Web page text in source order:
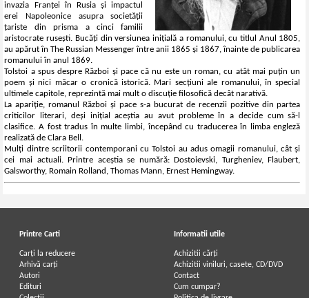
invazia Franței în Rusia și impactul
erei Napoleonice asupra societății
țariste din prisma a cinci familii
aristocrate rusești. Bucăți din versiunea inițială a romanului, cu titlul Anul 1805,
au apărut în The Russian Messenger între anii 1865 și 1867, înainte de publicarea
romanului în anul 1869.
Tolstoi a spus despre Război și pace că nu este un roman, cu atât mai puțin un
poem și nici măcar o cronică istorică. Mari secțiuni ale romanului, în special
ultimele capitole, reprezintă mai mult o discuție filosofică decât narativă.
La apariție, romanul Război și pace s-a bucurat de recenzii pozitive din partea
criticilor literari, deși inițial aceștia au avut probleme în a decide cum să-l
clasifice. A fost tradus în multe limbi, începând cu traducerea în limba engleză
realizată de Clara Bell.
Mulți dintre scriitorii contemporani cu Tolstoi au adus omagii romanului, cât și
cei mai actuali. Printre aceștia se numără: Dostoievski, Turgheniev, Flaubert,
Galsworthy, Romain Rolland, Thomas Mann, Ernest Hemingway.
Printre Carti
Carți la reducere
Arhivă carți
Autori
Edituri
Informatii utile
Achizitii cărți
Achizitii viniluri, casete, CD/DVD
Contact
Cum cumpar?